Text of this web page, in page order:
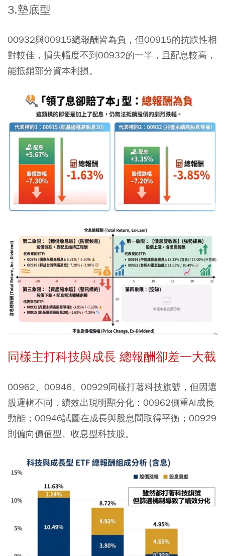
3.墊底型
00932與00915總報酬皆為負，但00915的抗跌性相
對較佳，損失幅度不到00932的一半，且配息較高，
能抵銷部分資本利損。
同樣主打科技與成長 總報酬卻差一大截
00962、00946、00929同樣打著科技旗號，但因選
股邏輯不同，績效出現明顯分化：00962側重AI成長
動能；00946試圖在成長與股息間取得平衡；00929
則偏向價值型、收息型科技股。